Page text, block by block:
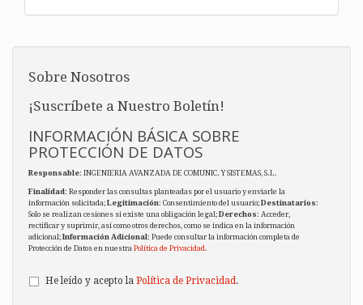
Sobre Nosotros
¡Suscríbete a Nuestro Boletín!
INFORMACIÓN BÁSICA SOBRE
PROTECCIÓN DE DATOS
Responsable: INGENIERIA AVANZADA DE COMUNIC. Y SISTEMAS, S.L.
Finalidad: Responder las consultas planteadas por el usuario y enviarle la
información solicitada;Legitimación: Consentimiento del usuario;Destinatarios:
Solo se realizan cesiones si existe una obligación legal;Derechos: Acceder,
rectificar y suprimir, así como otros derechos, como se indica en la información
adicional;Información Adicional: Puede consultar la información completa de
Protección de Datos en nuestra Política de Privacidad.
He leído y acepto la Política de Privacidad .